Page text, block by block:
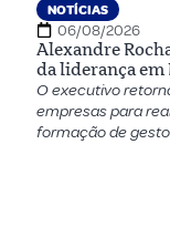
NOTÍCIAS
06/08/2026
Alexandre
da liderança em
O executivo
empresas para
formação de